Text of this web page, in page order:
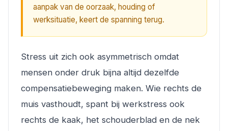
aanpak van de oorzaak, houding of
werksituatie, keert de spanning terug.
Stress uit zich ook asymmetrisch omdat
mensen onder druk bijna altijd dezelfde
compensatiebeweging maken. Wie rechts de
muis vasthoudt, spant bij werkstress ook
rechts de kaak, het schouderblad en de nek